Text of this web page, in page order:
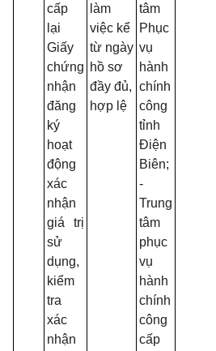
cấp
lại
Giấy
chứng
nhận
đăng
ký
hoạt
động
xác
nhận
giá trị
sử
dụng,
kiểm
tra
xác
nhận
làm
việc kể
từ ngày
hồ sơ
đầy đủ,
hợp lệ
tâm
Phục
vụ
hành
chính
công
tỉnh
Điện
Biên;
-
Trung
tâm
phục
vụ
hành
chính
công
cấp